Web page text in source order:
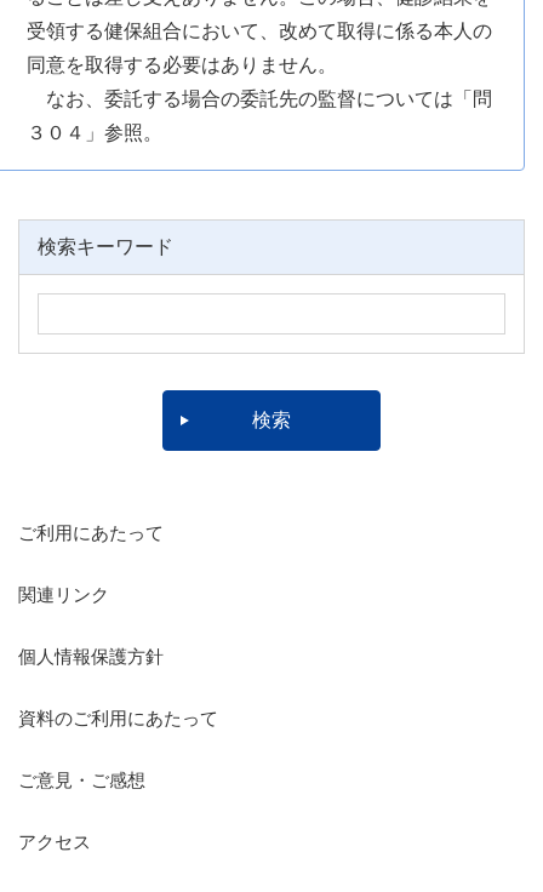
受領する健保組合において、改めて取得に係る本人の
同意を取得する必要はありません。
なお、委託する場合の委託先の監督については「問
３０４」参照。
検索キーワード
ご利用にあたって
関連リンク
個人情報保護方針
資料のご利用にあたって
ご意見・ご感想
アクセス